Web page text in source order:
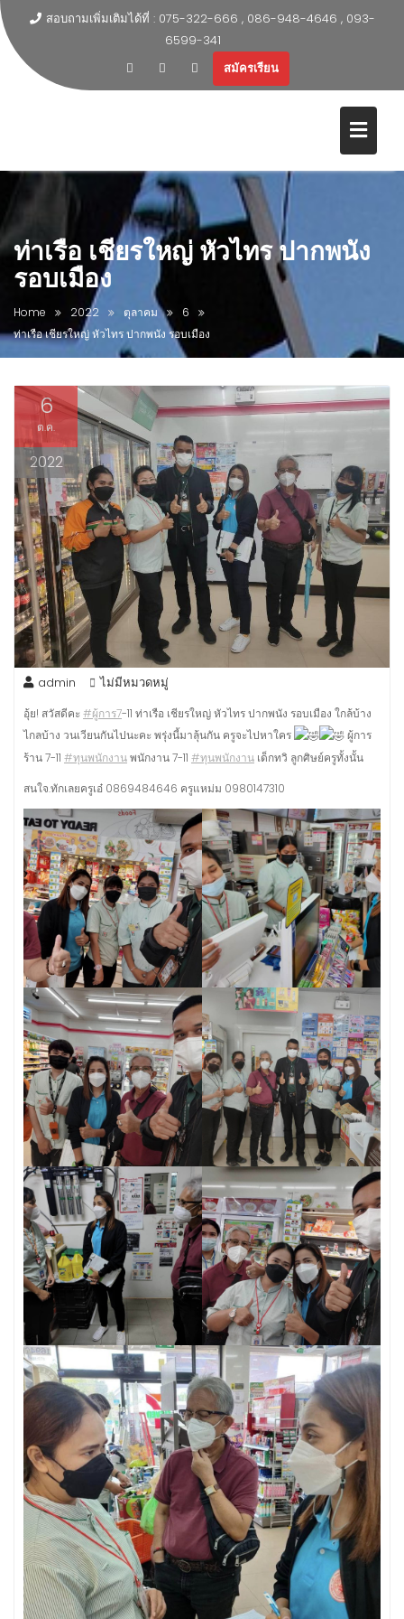
สอบถามเพิ่มเติมได้ที่ : 075-322-666 , 086-948-4646 , 093-
6599-341
สมัครเรียน
ท่าเรือ เชียรใหญ่ หัวไทร ปากพนัง
รอบเมือง
Home 2022 ตุลาคม
6
ท่าเรือ เชียรใหญ่ หัวไทร ปากพนัง รอบเมือง
6
ต.ค.
2022
admin ไม่มีหมวดหมู่
อุ้ย! สวัสดีคะ #ผู้การ7-11 ท่าเรือ เชียรใหญ่ หัวไทร ปากพนัง รอบเมือง ใกล้บ้าง
ไกลบ้าง วนเวียนกันไปนะคะ พรุ่งนี้มาลุ้นกัน ครูจะไปหาใคร
ผู้การ
ร้าน 7-11 #ทุนพนักงานพนักงาน 7-11 #ทุนพนักงาน เด็กทวิ ลูกศิษย์ครูทั้งนั้น
สนใจ.ทักเลยครูเอ๋ 0869484646 ครูแหม่ม 0980147310